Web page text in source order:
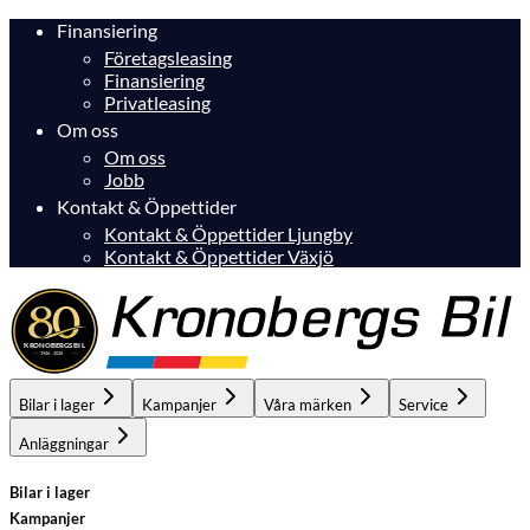
Finansiering
Företagsleasing
Finansiering
Privatleasing
Om oss
Om oss
Jobb
Kontakt & Öppettider
Kontakt & Öppettider Ljungby
Kontakt & Öppettider Växjö
Bilar i lager Kampanjer Våra märken Service
Anläggningar
Bilar i lager
Kampanjer